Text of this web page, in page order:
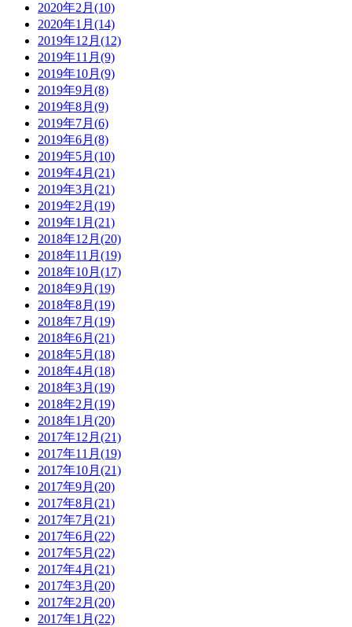
2020年2月(10)
2020年1月(14)
2019年12月(12)
2019年11月(9)
2019年10月(9)
2019年9月(8)
2019年8月(9)
2019年7月(6)
2019年6月(8)
2019年5月(10)
2019年4月(21)
2019年3月(21)
2019年2月(19)
2019年1月(21)
2018年12月(20)
2018年11月(19)
2018年10月(17)
2018年9月(19)
2018年8月(19)
2018年7月(19)
2018年6月(21)
2018年5月(18)
2018年4月(18)
2018年3月(19)
2018年2月(19)
2018年1月(20)
2017年12月(21)
2017年11月(19)
2017年10月(21)
2017年9月(20)
2017年8月(21)
2017年7月(21)
2017年6月(22)
2017年5月(22)
2017年4月(21)
2017年3月(20)
2017年2月(20)
2017年1月(22)